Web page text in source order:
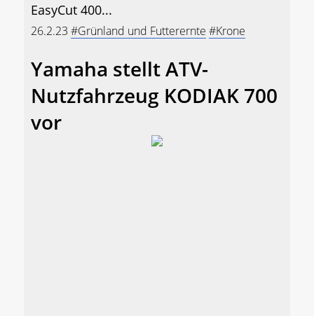
EasyCut 400...
26.2.23 #Grünland und Futterernte #Krone
Yamaha stellt ATV-
Nutzfahrzeug KODIAK 700
vor